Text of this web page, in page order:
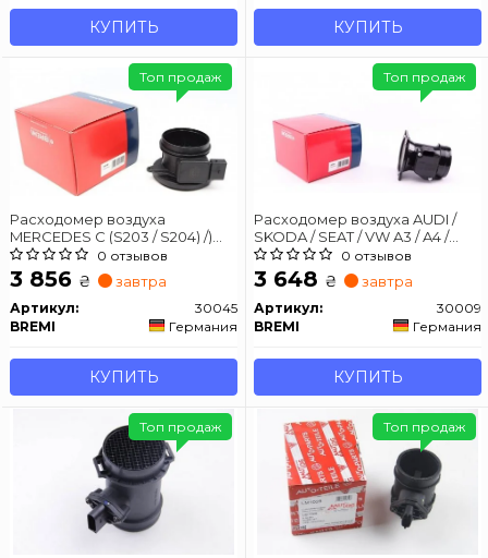
КУПИТЬ КУПИТЬ
Расходомер воздуха
MERCEDES C (S203 / S204) /)
CLK (A209) / E (W212 / S211) / SLK
(R171) / Sprinter -
0 отзывов
3 856 ₴ завтра
Артикул:
30045
BREMI
Германия
КУПИТЬ
Топ продаж
Расходомер воздуха AUDI /
SKODA / SEAT / VW A3 / A4 /
Octavia / Superb / Cordoba /
Ibiza / Toledo / Bora / Golf /
Passat / Tra
0 отзывов
3 648 ₴ завтра
Артикул:
30009
BREMI
Германия
КУПИТЬ
Топ продаж
Топ продаж Топ продаж